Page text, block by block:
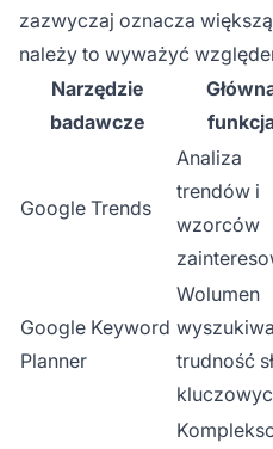
zazwyczaj oznacza
należy to wyważyć
Narzędzie
badawcze
Google Trends
Analiza
trendów i
wzorców
Google Keyword
Planner
Wolumen
trudność